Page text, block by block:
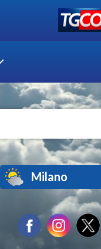
Milano